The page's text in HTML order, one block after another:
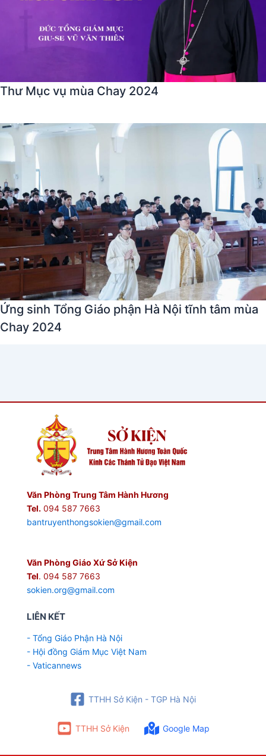
Thư Mục vụ mùa Chay 2024
Ứng sinh Tổng Giáo phận Hà Nội tĩnh tâm mùa
Chay 2024
Văn Phòng Trung Tâm Hành Hương
Tel. 094 587 7663
bantruyenthongsokien@gmail.com
Văn Phòng Giáo Xứ Sở Kiện
Tel. 094 587 7663
sokien.org@gmail.com
LIÊN KẾT
- Tổng Giáo Phận Hà Nội
- Hội đồng Giám Mục Việt Nam
- Vaticannews
TTHH Sở Kiện - TGP Hà Nội
TTHH Sở Kiện Google Map